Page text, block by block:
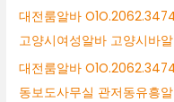
대전룸알바
고양시여성알바 고양시바
대전룸알바
동보도사무실 관저동유흥